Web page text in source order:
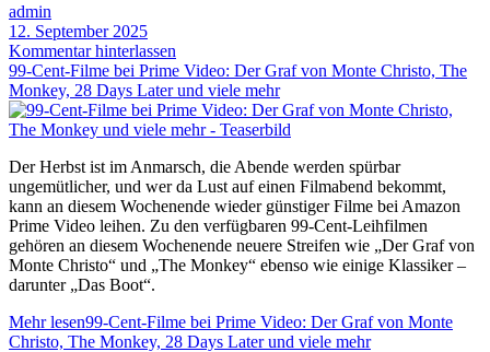
admin
12. September 2025
Kommentar hinterlassen
99-Cent-Filme bei Prime Video: Der Graf von Monte Christo, The
Monkey, 28 Days Later und viele mehr
Der Herbst ist im Anmarsch, die Abende werden spürbar
ungemütlicher, und wer da Lust auf einen Filmabend bekommt,
kann an diesem Wochenende wieder günstiger Filme bei Amazon
Prime Video leihen. Zu den verfügbaren 99-Cent-Leihfilmen
gehören an diesem Wochenende neuere Streifen wie „Der Graf von
Monte Christo“ und „The Monkey“ ebenso wie einige Klassiker –
darunter „Das Boot“.
Mehr lesen99-Cent-Filme bei Prime Video: Der Graf von Monte
Christo, The Monkey, 28 Days Later und viele mehr